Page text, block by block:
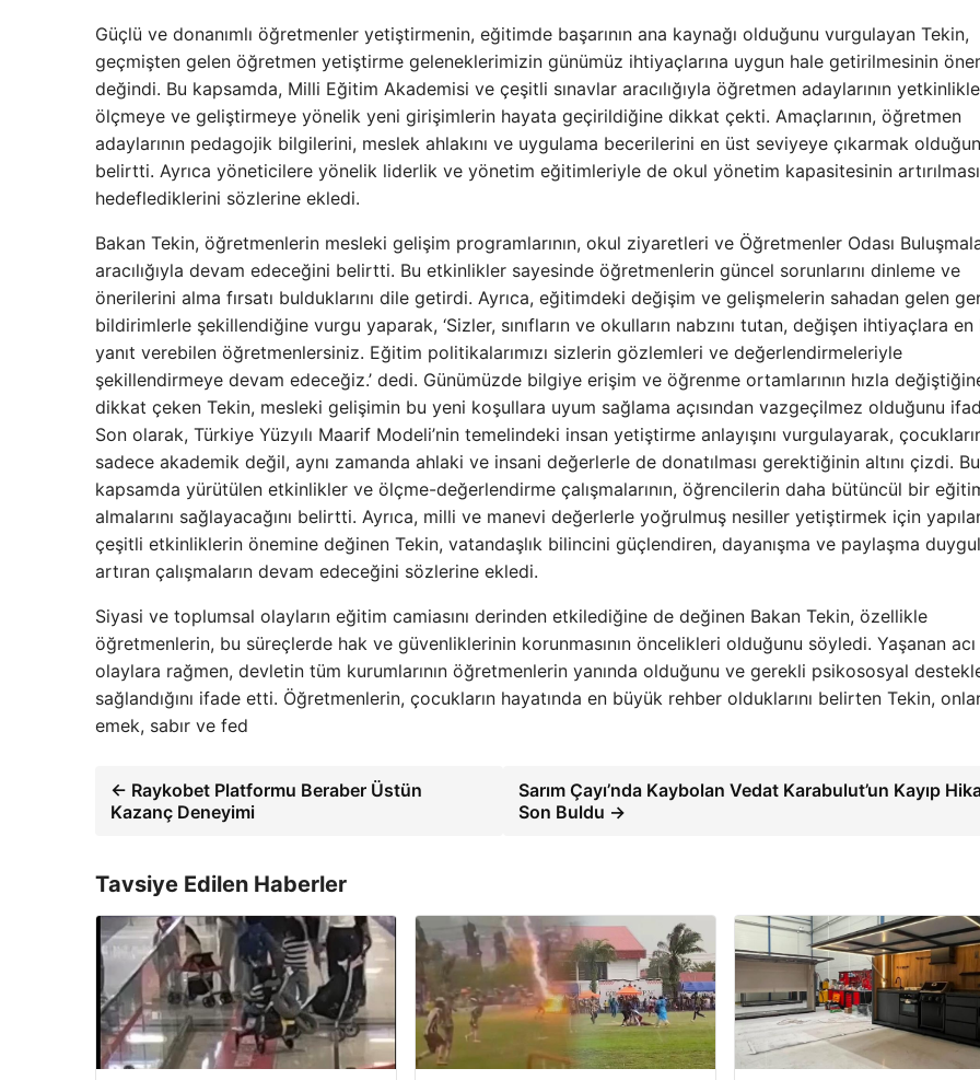
Güçlü ve donanımlı öğretmenler yetiştirmenin, eğitimde başarının ana kaynağı olduğunu vurgulayan Tekin,
geçmişten gelen öğretmen yetiştirme geleneklerimizin günümüz ihtiyaçlarına uygun hale getirilmesinin
değindi. Bu kapsamda, Milli Eğitim Akademisi ve çeşitli sınavlar aracılığıyla öğretmen adaylarının
ölçmeye ve geliştirmeye yönelik yeni girişimlerin hayata geçirildiğine dikkat çekti. Amaçlarının, öğretmen
adaylarının pedagojik bilgilerini, meslek ahlakını ve uygulama becerilerini en üst seviyeye çıkarmak
belirtti. Ayrıca yöneticilere yönelik liderlik ve yönetim eğitimleriyle de okul yönetim kapasitesinin
hedeflediklerini sözlerine ekledi.
Bakan Tekin, öğretmenlerin mesleki gelişim programlarının, okul ziyaretleri ve Öğretmenler Odası
aracılığıyla devam edeceğini belirtti. Bu etkinlikler sayesinde öğretmenlerin güncel sorunlarını dinleme ve
önerilerini alma fırsatı bulduklarını dile getirdi. Ayrıca, eğitimdeki değişim ve gelişmelerin sahadan gelen
bildirimlerle şekillendiğine vurgu yaparak, ‘Sizler, sınıfların ve okulların nabzını tutan, değişen ihtiyaçlara en
yanıt verebilen öğretmenlersiniz. Eğitim politikalarımızı sizlerin gözlemleri ve değerlendirmeleriyle
şekillendirmeye devam edeceğiz.’ dedi. Günümüzde bilgiye erişim ve öğrenme ortamlarının hızla
dikkat çeken Tekin, mesleki gelişimin bu yeni koşullara uyum sağlama açısından vazgeçilmez olduğunu
Son olarak, Türkiye Yüzyılı Maarif Modeli’nin temelindeki insan yetiştirme anlayışını vurgulayarak,
sadece akademik değil, aynı zamanda ahlaki ve insani değerlerle de donatılması gerektiğinin altını çizdi. Bu
kapsamda yürütülen etkinlikler ve ölçme-değerlendirme çalışmalarının, öğrencilerin daha bütüncül bir
almalarını sağlayacağını belirtti. Ayrıca, milli ve manevi değerlerle yoğrulmuş nesiller yetiştirmek için
çeşitli etkinliklerin önemine değinen Tekin, vatandaşlık bilincini güçlendiren, dayanışma ve paylaşma
artıran çalışmaların devam edeceğini sözlerine ekledi.
Siyasi ve toplumsal olayların eğitim camiasını derinden etkilediğine de değinen Bakan Tekin, özellikle
öğretmenlerin, bu süreçlerde hak ve güvenliklerinin korunmasının öncelikleri olduğunu söyledi. Yaşanan acı
olaylara rağmen, devletin tüm kurumlarının öğretmenlerin yanında olduğunu ve gerekli psikososyal
sağlandığını ifade etti. Öğretmenlerin, çocukların hayatında en büyük rehber olduklarını belirten Tekin,
emek, sabır ve fed
← Raykobet Platformu Beraber Üstün
Kazanç Deneyimi
Sarım Çayı’nda Kaybolan Vedat Karabulut’un Kayıp
Son Buldu →
Tavsiye Edilen Haberler